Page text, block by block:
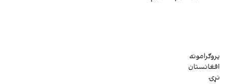
پروګرامونه
افغانستان
نړۍ